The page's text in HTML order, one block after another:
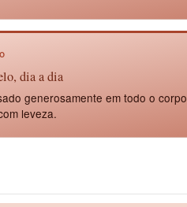
dia a dia
generosamente em todo o
leveza.